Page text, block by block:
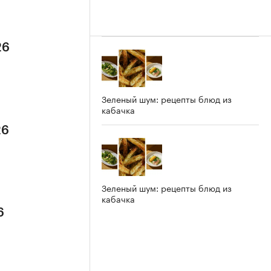
Зеленый шум: рецепты блюд из
кабачка
Зеленый шум: рецепты блюд из
кабачка